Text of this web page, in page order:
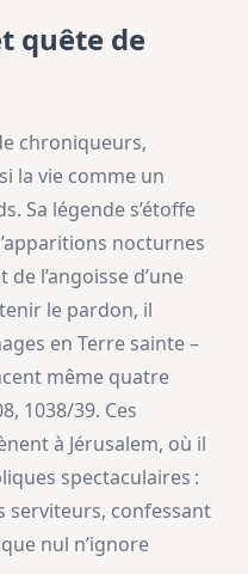
quête de
chroniqueurs,
la vie comme un
Sa légende s’étoffe
nocturnes
l’angoisse d’une
le pardon, il
en Terre sainte –
même quatre
1038/39. Ces
à Jérusalem, où il
spectaculaires :
serviteurs, confessant
nul n’ignore